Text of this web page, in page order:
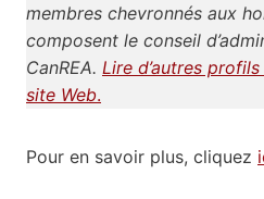
membres chevronnés aux
composent le conseil
CanREA. Lire d’autres
site Web.
Pour en savoir plus, cliquez